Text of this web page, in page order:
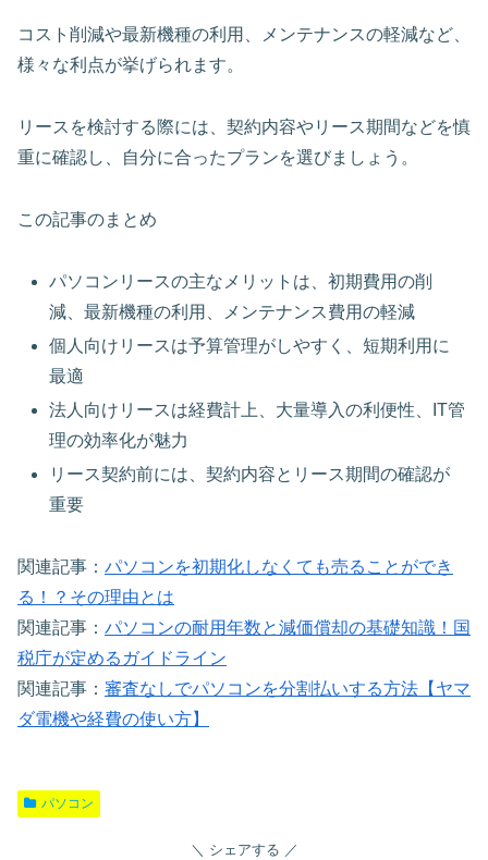
コスト削減や最新機種の利用、メンテナンスの軽減など、
様々な利点が挙げられます。
リースを検討する際には、契約内容やリース期間などを慎
重に確認し、自分に合ったプランを選びましょう。
この記事のまとめ
パソコンリースの主なメリットは、初期費用の削
減、最新機種の利用、メンテナンス費用の軽減
個人向けリースは予算管理がしやすく、短期利用に
最適
法人向けリースは経費計上、大量導入の利便性、IT管
理の効率化が魅力
リース契約前には、契約内容とリース期間の確認が
重要
関連記事： パソコンを初期化しなくても売ることができ
る！？その理由とは
関連記事： パソコンの耐用年数と減価償却の基礎知識！国
税庁が定めるガイドライン
関連記事： 審査なしでパソコンを分割払いする方法【ヤマ
ダ電機や経費の使い方】
パソコン
シェアする